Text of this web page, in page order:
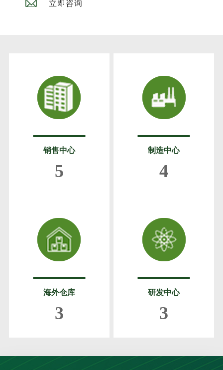
立即咨询
销售中心
5
制造中心
4
海外仓库
3
研发中心
3